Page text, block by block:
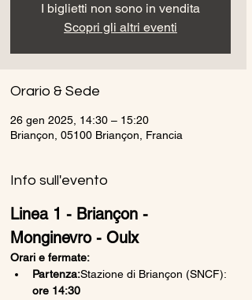
I biglietti non sono in vendita
Scopri gli altri eventi
Orario & Sede
26 gen 2025, 14:30 – 15:20
Briançon, 05100 Briançon, Francia
Info sull'evento
Linea 1 - Briançon -
Monginevro - Oulx
Orari e fermate:
Partenza:Stazione di Briançon (SNCF):
ore 14:30